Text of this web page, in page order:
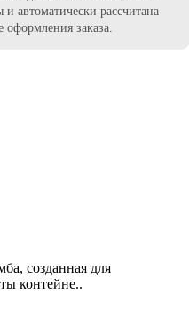
автоматически рассчитана
оформления заказа.
созданная для
контейне..